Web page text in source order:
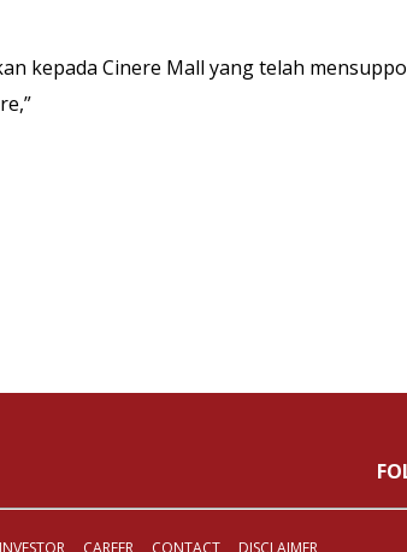
kepada Cinere Mall yang telah
INVESTOR CAREER CONTACT DISCLAIMER